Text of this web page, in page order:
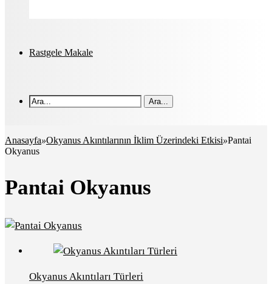
Rastgele Makale
Ara...
Anasayfa»Okyanus Akıntılarının İklim Üzerindeki Etkisi»Pantai
Okyanus
Pantai Okyanus
Okyanus Akıntıları Türleri